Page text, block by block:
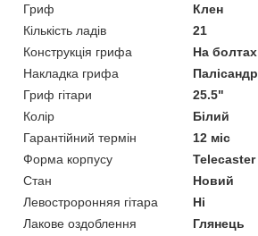
Гриф
Клен
Кількість ладів
21
Конструкція грифа
На болтах
Накладка грифа
Палісандр
Гриф гітари
25.5"
Колір
Білий
Гарантійний термін
12 міс
Форма корпусу
Telecaster
Стан
Новий
Левостроронняя гітара
Ні
Лакове оздоблення
Глянець